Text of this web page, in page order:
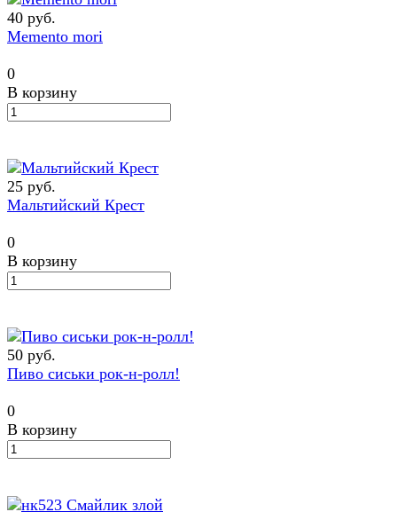
40 руб.
Memento mori
0
В корзину
25 руб.
Мальтийский Крест
0
В корзину
50 руб.
Пиво сиськи рок-н-ролл!
0
В корзину